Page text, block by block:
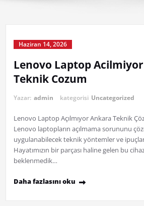
Haziran 14, 2026
Lenovo Laptop
Teknik Cozum
Yazar: admin kategorisi Uncategorized
Lenovo Laptop Açılmıyor Ankara Teknik
Lenovo laptopların açılmama sorununu
uygulanabilecek teknik yöntemler ve
Hayatımızın bir parçası haline gelen bu
beklenmedik…
Daha fazlasını oku